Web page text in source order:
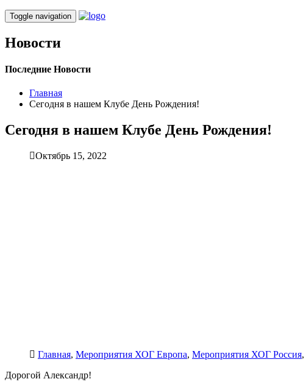
Toggle navigation
Новости
Последние Новости
Главная
Сегодня в нашем Клубе День Рождения!
Сегодня в нашем Клубе День Рождения!
Октябрь 15, 2022
Главная, Мероприятия ХОГ Европа, Мероприятия ХОГ Россия,
Дорогой Александр!